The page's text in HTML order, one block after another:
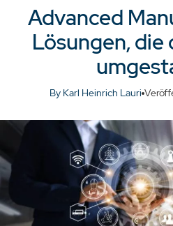
Advanced
Lösungen, die
By Karl Heinrich Lauri